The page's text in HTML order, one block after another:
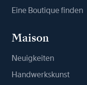
Eine Boutique finden
Maison
Neuigkeiten
Handwerkskunst